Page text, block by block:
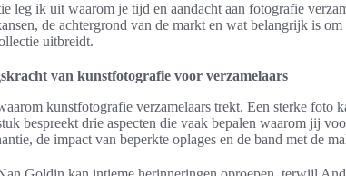
leg ik uit waarom je tijd en aandacht aan fotografie
de achtergrond van de markt en wat belangrijk is
uitbreidt.
van kunstfotografie voor verzamelaars
kunstfotografie verzamelaars trekt. Een sterke foto
bespreekt drie aspecten die vaak bepalen waarom jij
de impact van beperkte oplages en de band met de